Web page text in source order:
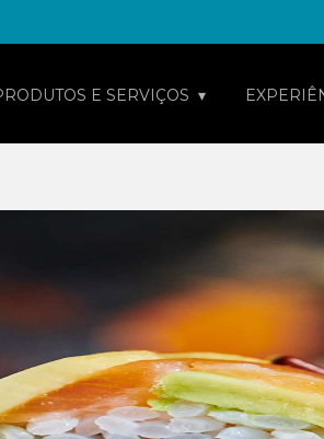
E SERVIÇOS